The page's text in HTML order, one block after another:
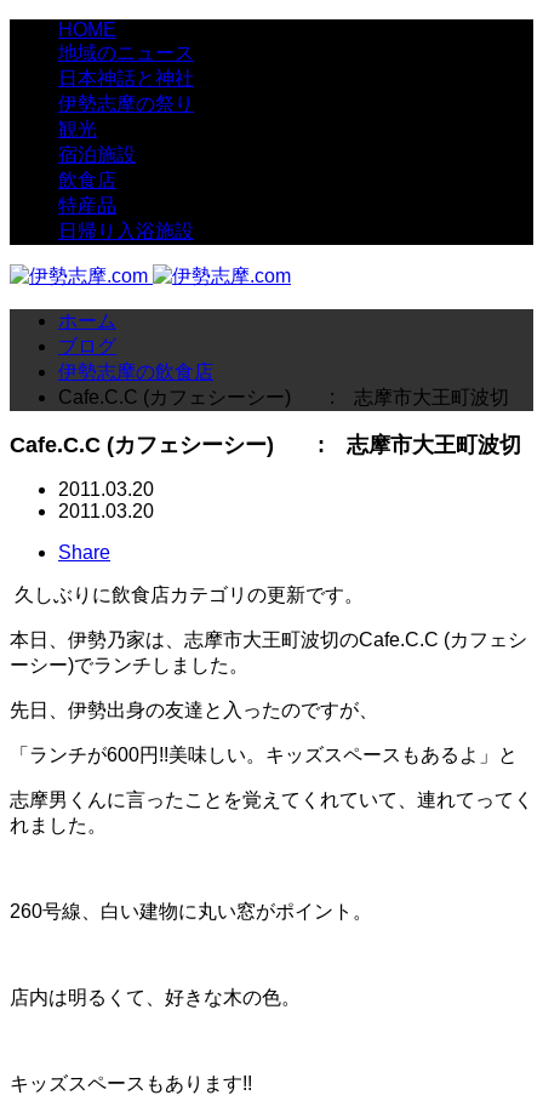
HOME
地域のニュース
日本神話と神社
伊勢志摩の祭り
観光
宿泊施設
飲食店
特産品
日帰り入浴施設
ホーム
ブログ
伊勢志摩の飲食店
Cafe.C.C (カフェシーシー) : 志摩市大王町波切
Cafe.C.C (カフェシーシー) : 志摩市大王町波切
2011.03.20
2011.03.20
Share
久しぶりに飲食店カテゴリの更新です。
本日、伊勢乃家は、志摩市大王町波切のCafe.C.C (カフェシ
ーシー)でランチしました。
先日、伊勢出身の友達と入ったのですが、
「ランチが600円!!美味しい。キッズスペースもあるよ」と
志摩男くんに言ったことを覚えてくれていて、連れてってく
れました。
260号線、白い建物に丸い窓がポイント。
店内は明るくて、好きな木の色。
キッズスペースもあります!!